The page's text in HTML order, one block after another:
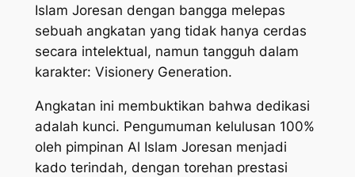
Islam Joresan dengan bangga melepas
sebuah angkatan yang tidak hanya cerdas
secara intelektual, namun tangguh dalam
karakter: Visionery Generation.
​Angkatan ini membuktikan bahwa dedikasi
adalah kunci. Pengumuman kelulusan 100%
oleh pimpinan Al Islam Joresan menjadi
kado terindah, dengan torehan prestasi